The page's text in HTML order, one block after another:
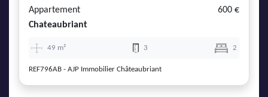
Appartement
600 €
Chateaubriant
49 m² 3 2
REF796AB - AJP Immobilier Châteaubriant